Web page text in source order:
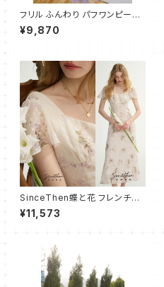
フリル ふんわり パフワンピース
ショート
¥9,870
SinceThen蝶と花 フレンチワ
ンピース ドレス ロング
¥11,573